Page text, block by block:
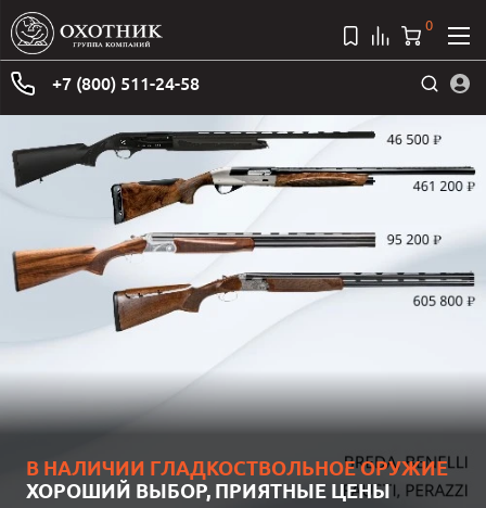
+7 (800) 511-24-58
0
ВЫБИРАЙТЕ
ПАТРОНЫ!